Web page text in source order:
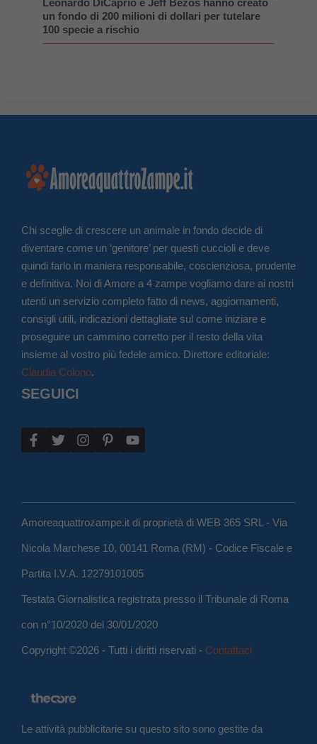
un fondo di 200 milioni di dollari per tutelare
100 specie a rischio
Chi sceglie di crescere un animale in fondo decide di
diventare come un ‘genitore’ per questi cuccioli e deve
quindi farlo in maniera responsabile, coscienziosa, prudente
e definitiva. Noi di Amore a 4 zampe vogliamo dare ai nostri
utenti un servizio completo fatto di news, aggiornamenti,
consigli utili, indicazioni dettagliate sul come iniziare e
proseguire un cammino corretto per il resto della vita
insieme al vostro più fedele amico. Direttore editoriale:
Claudia Colono.
SEGUICI
Amoreaquattrozampe.it di proprietà di WEB 365 SRL - Via
Nicola Marchese 10, 00141 Roma (RM) - Codice Fiscale e
Partita I.V.A. 12279101005
Testata Giornalistica registrata presso il Tribunale di Roma
con n°10/2020 del 30/01/2020
Copyright ©2026 - Tutti i diritti riservati - Contattaci
Le attività pubblicitarie su questo sito sono gestite da